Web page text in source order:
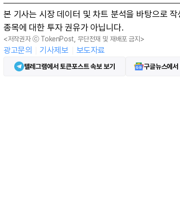
본 기사는 시장 데이터 및 차트 분석을 바탕으로 작
종목에 대한 투자 권유가 아닙니다.
<저작권자 ⓒ TokenPost, 무단전재 및 재배포 금지>
광고문의 기사제보 보도자료
텔레그램에서 토큰포스트 속보 보기 구글뉴스에서